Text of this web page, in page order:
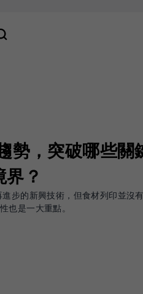
勢，突破哪些關
？
步的新興技術，但食材列印並沒
也是一大重點。